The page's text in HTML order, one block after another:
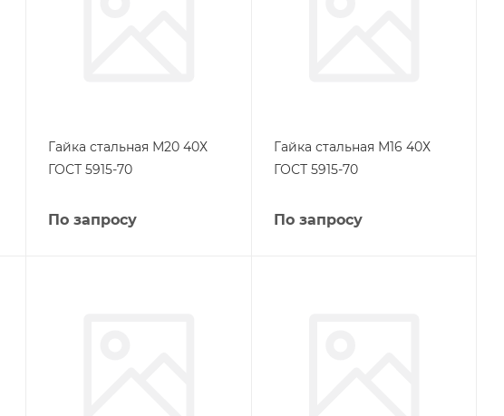
Гайка стальная М20 40Х
ГОСТ 5915-70
По запросу
Гайка стальная М16 40Х
ГОСТ 5915-70
По запросу